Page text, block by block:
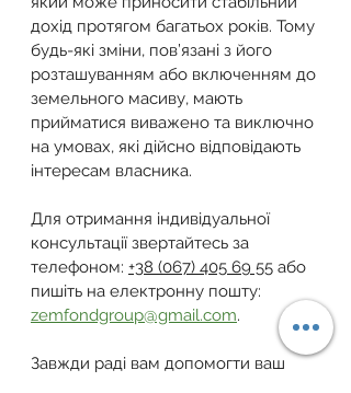
дохід протягом багатьох років. Тому
будь-які зміни, пов’язані з його
розташуванням або включенням до
земельного масиву, мають
прийматися виважено та виключно
на умовах, які дійсно відповідають
інтересам власника.
Для отримання індивідуальної
консультації звертайтесь за
телефоном: +38 (067) 405 69 55 або
пишіть на електронну пошту:
zemfondgroup@gmail.com.
Завжди раді вам допомогти ваш